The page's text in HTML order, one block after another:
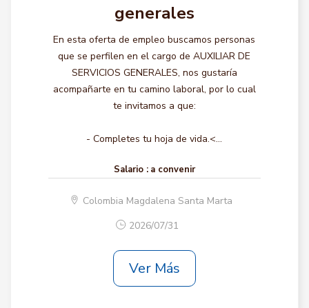
generales
En esta oferta de empleo buscamos personas
que se perfilen en el cargo de AUXILIAR DE
SERVICIOS GENERALES, nos gustaría
acompañarte en tu camino laboral, por lo cual
te invitamos a que:
- Completes tu hoja de vida.<...
Salario : a convenir
Colombia Magdalena Santa Marta
2026/07/31
Ver Más